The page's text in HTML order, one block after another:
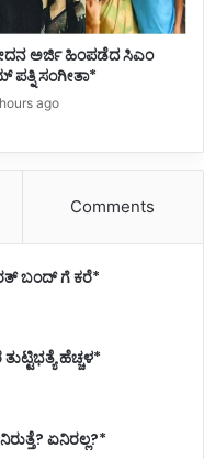
ಅರ್ಜಿ ಹಿಂಪಡೆದ ಸಿಎಂ
ಸಂಗೀತಾ*
ago
Comments
ಬಂದ್‌ ಗೆ ಕರೆ*
ಹೆಚ್ಚಳ*
ಏನಿರಲ್ಲ?*